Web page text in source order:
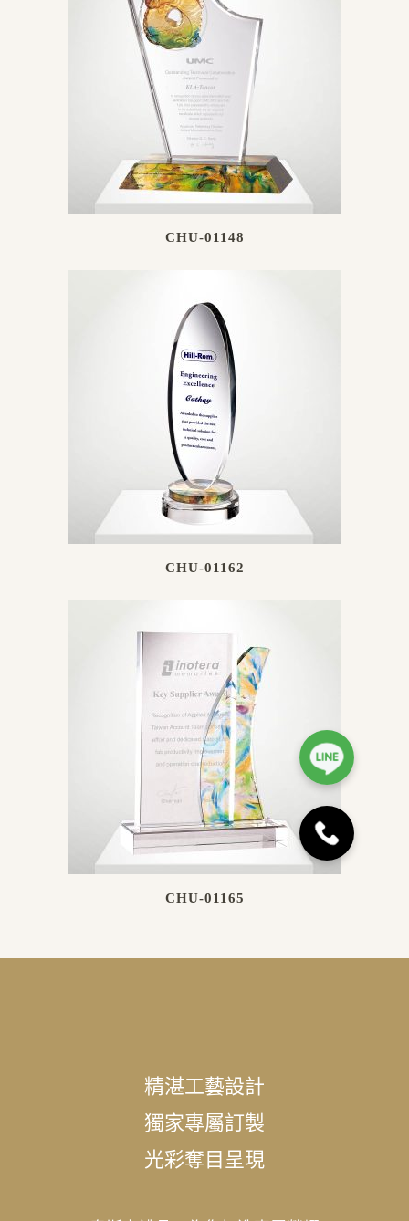
CHU-01148
CHU-01162
CHU-01165
精湛工藝設計
獨家專屬訂製
光彩奪目呈現